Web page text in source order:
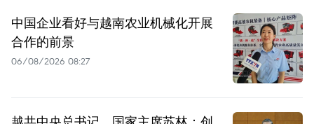
中国企业看好与越南农业机械化开展
合作的前景
06/08/2026 08:27